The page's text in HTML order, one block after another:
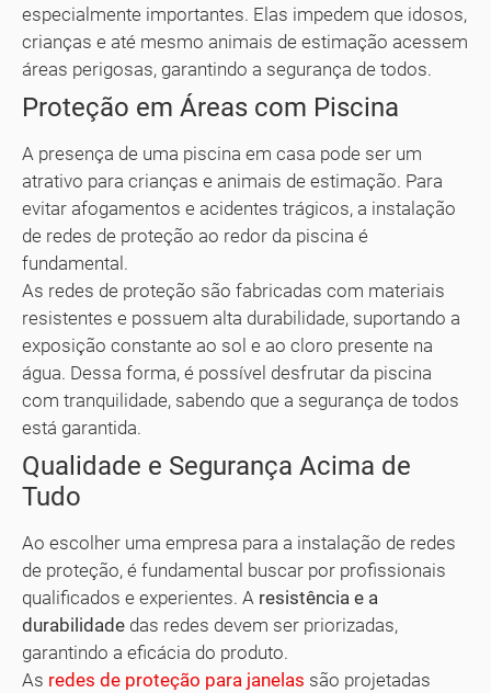
especialmente importantes. Elas impedem que idosos,
crianças e até mesmo animais de estimação acessem
áreas perigosas, garantindo a segurança de todos.
Proteção em Áreas com Piscina
A presença de uma piscina em casa pode ser um
atrativo para crianças e animais de estimação. Para
evitar afogamentos e acidentes trágicos, a instalação
de redes de proteção ao redor da piscina é
fundamental.
As redes de proteção são fabricadas com materiais
resistentes e possuem alta durabilidade, suportando a
exposição constante ao sol e ao cloro presente na
água. Dessa forma, é possível desfrutar da piscina
com tranquilidade, sabendo que a segurança de todos
está garantida.
Qualidade e Segurança Acima de
Tudo
Ao escolher uma empresa para a instalação de redes
de proteção, é fundamental buscar por profissionais
qualificados e experientes. A resistência e a
durabilidade das redes devem ser priorizadas,
garantindo a eficácia do produto.
As redes de proteção para janelas são projetadas